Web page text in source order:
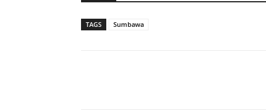
TAGS Sumbawa